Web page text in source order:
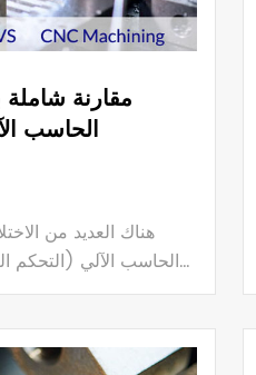
مقارنة شاملة
الحاسب
هناك العديد من
الحاسب الآلي (التحكم
التقليدي، بدءًا من